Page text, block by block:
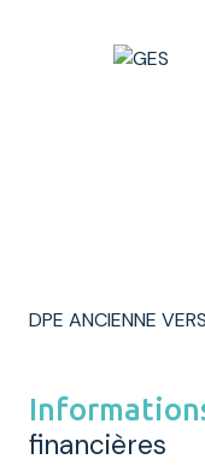
DPE ANCIENNE
financières